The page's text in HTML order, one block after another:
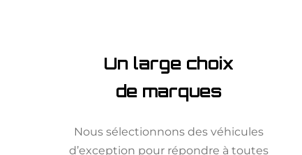
Un large choix
de marques
Nous sélectionnons des véhicules
d’exception pour répondre à toutes